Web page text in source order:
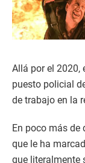
Allá por el 2020,
puesto policial
de trabajo en la
En poco más de
que le ha
que literalmente